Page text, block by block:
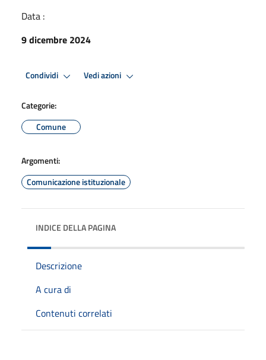
Data :
9 dicembre 2024
Condividi Vedi azioni
Categorie:
Comune
Argomenti:
Comunicazione istituzionale
INDICE DELLA PAGINA
Descrizione
A cura di
Contenuti correlati